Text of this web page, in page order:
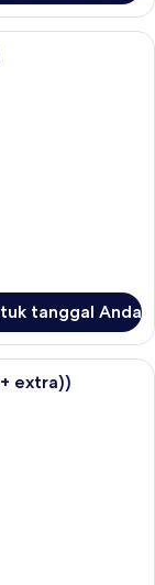
Boleh Merokok (2
tanggal Anda
kerja, tirai kedap
extra))